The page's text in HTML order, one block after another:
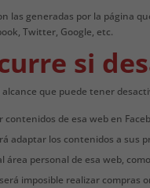
las generadas por la página
Twitter, Google, etc.
si
que puede tener
contenidos de esa web en
adaptar los contenidos a sus
área personal de esa web,
imposible realizar